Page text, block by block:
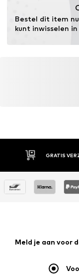
Bestel dit item
kunt inwisselen
GRATIS
Meld je aan voor